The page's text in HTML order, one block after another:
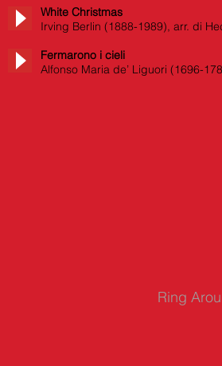
White Christmas
Irving Berlin (1888-1989), arr. di
Fermarono i cieli
Alfonso Maria de’ Liguori (1696-
Ring